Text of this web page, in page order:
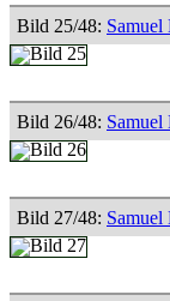
Bild 25/48: Samuel
Bild 26/48: Samuel
Bild 27/48: Samuel